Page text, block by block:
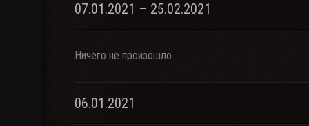
07.01.2021 – 25.02.2021
Ничего не произошло
06.01.2021